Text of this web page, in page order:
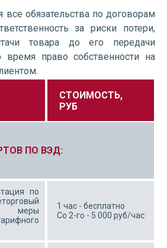
все обязательства по договорам
за риски потери,
товара до его передачи
время право собственности на
СТОИМОСТЬ,
РУБ
ПО ВЭД:
по
меры
1 час - бесплатно
Со 2-го - 5 000 руб/час